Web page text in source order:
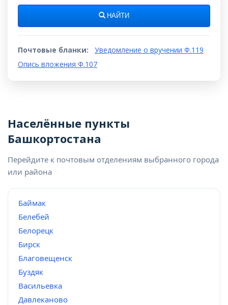
НАЙТИ
Почтовые бланки:
Уведомление о вручении Ф.119
Опись вложения Ф.107
Населённые пункты
Башкортостана
Перейдите к почтовым отделениям выбранного города
или района
Баймак
Белебей
Белорецк
Бирск
Благовещенск
Буздяк
Васильевка
Давлеканово